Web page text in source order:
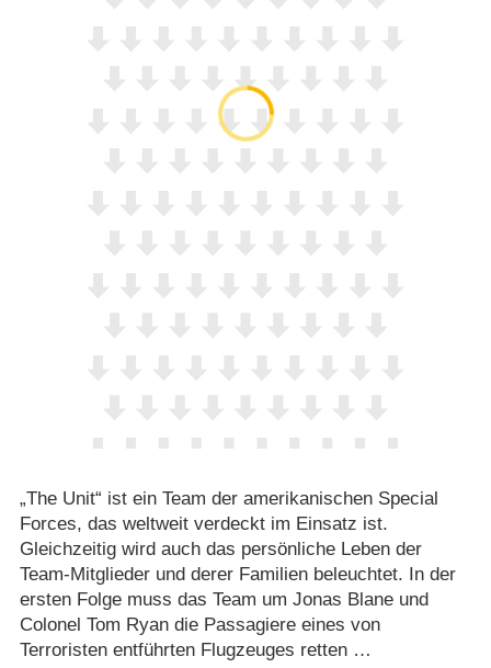
„The Unit“ ist ein Team der amerikanischen Special
Forces, das weltweit verdeckt im Einsatz ist.
Gleichzeitig wird auch das persönliche Leben der
Team-Mitglieder und derer Familien beleuchtet. In der
ersten Folge muss das Team um Jonas Blane und
Colonel Tom Ryan die Passagiere eines von
Terroristen entführten Flugzeuges retten …